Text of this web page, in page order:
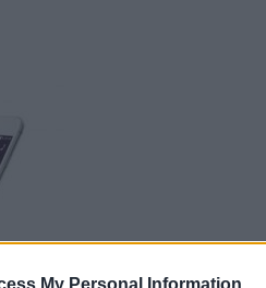
My Personal Information